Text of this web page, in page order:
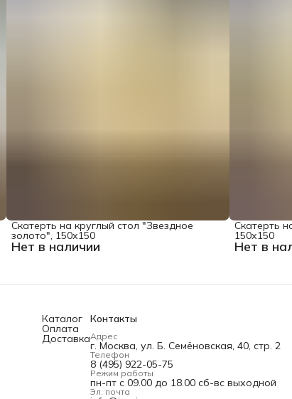
Нет в наличии
Скатерть на круглый стол "Звездное
золото", 150х150
Нет в
Скатерть
150х150
Каталог
Оплата
Доставка
Контакты
Адрес
г. Москва, ул. Б. Семёновская, 40, стр. 2
Телефон
8 (495) 922-05-75
Режим работы
пн-пт с 09.00 до 18.00 сб-вс выходной
Эл. почта